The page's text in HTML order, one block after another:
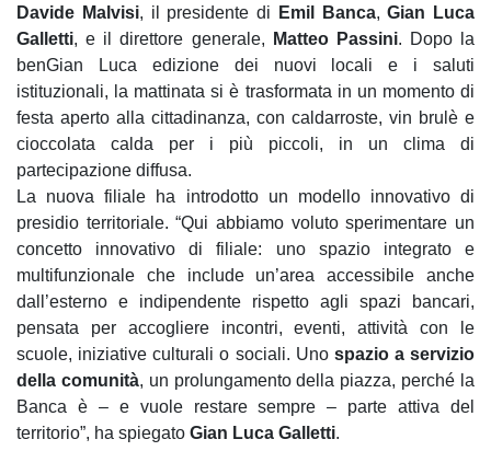
Davide Malvisi, il presidente di Emil Banca,Gian Luca
Galletti, e il direttore generale, Matteo Passini. Dopo la
benGian Luca edizione dei nuovi locali e i saluti
istituzionali, la mattinata si è trasformata in un momento di
festa aperto alla cittadinanza, con caldarroste, vin brulè e
cioccolata calda per i più piccoli, in un clima di
partecipazione diffusa.
La nuova filiale ha introdotto un modello innovativo di
presidio territoriale. “Qui abbiamo voluto sperimentare un
concetto innovativo di filiale: uno spazio integrato e
multifunzionale che include un’area accessibile anche
dall’esterno e indipendente rispetto agli spazi bancari,
pensata per accogliere incontri, eventi, attività con le
scuole, iniziative culturali o sociali. Uno spazio a servizio
della comunità, un prolungamento della piazza, perché la
Banca è – e vuole restare sempre – parte attiva del
territorio”, ha spiegato Gian Luca Galletti.